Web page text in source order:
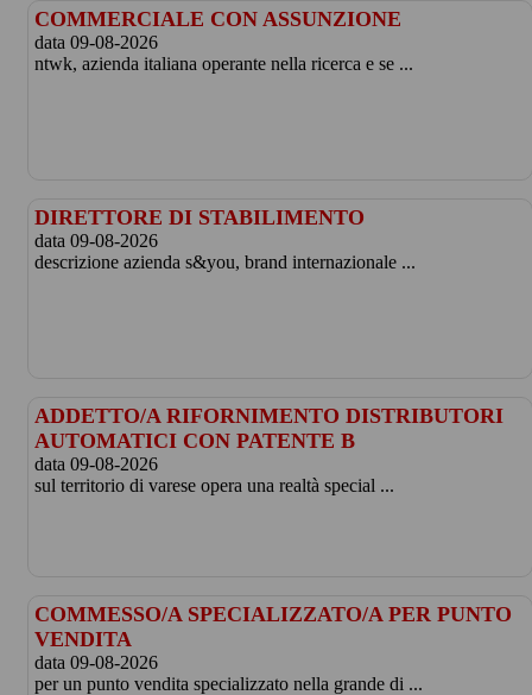
COMMERCIALE CON ASSUNZIONE
data 09-08-2026
ntwk, azienda italiana operante nella ricerca e se ...
DIRETTORE DI STABILIMENTO
data 09-08-2026
descrizione azienda s&you, brand internazionale ...
ADDETTO/A RIFORNIMENTO DISTRIBUTORI
AUTOMATICI CON PATENTE B
data 09-08-2026
sul territorio di varese opera una realtà special ...
COMMESSO/A SPECIALIZZATO/A PER PUNTO
VENDITA
data 09-08-2026
per un punto vendita specializzato nella grande di ...